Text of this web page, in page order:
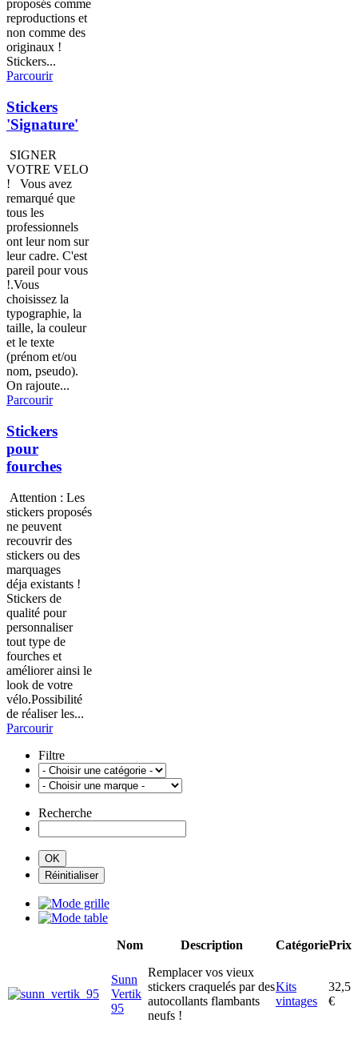
proposés comme
reproductions et
non comme des
originaux !
Stickers...
Parcourir
Stickers
'Signature'
SIGNER
VOTRE VELO
! Vous avez
remarqué que
tous les
professionnels
ont leur nom sur
leur cadre. C'est
pareil pour vous
!.Vous
choisissez la
typographie, la
taille, la couleur
et le texte
(prénom et/ou
nom, pseudo).
On rajoute...
Parcourir
Stickers
pour
fourches
Attention : Les
stickers proposés
ne peuvent
recouvrir des
stickers ou des
marquages
déja existants !
Stickers de
qualité pour
personnaliser
tout type de
fourches et
améliorer ainsi le
look de votre
vélo.Possibilité
de réaliser les...
Parcourir
Filtre
Recherche
Nom Description CatégoriePrix
Sunn
Vertik
95
Remplacer vos vieux
stickers craquelés par des
autocollants flambants
neufs !
Kits
vintages
32,5
€